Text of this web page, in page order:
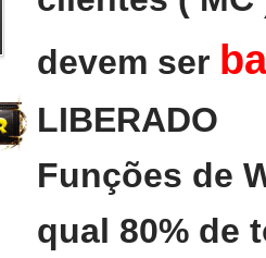
devem ser
LIBERADO
Funções de
qual 80% de